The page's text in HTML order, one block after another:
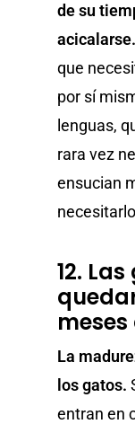
de su
acicalarse.
que
por sí
lenguas,
rara vez
ensucian
12.
La
los gatos.
entran en